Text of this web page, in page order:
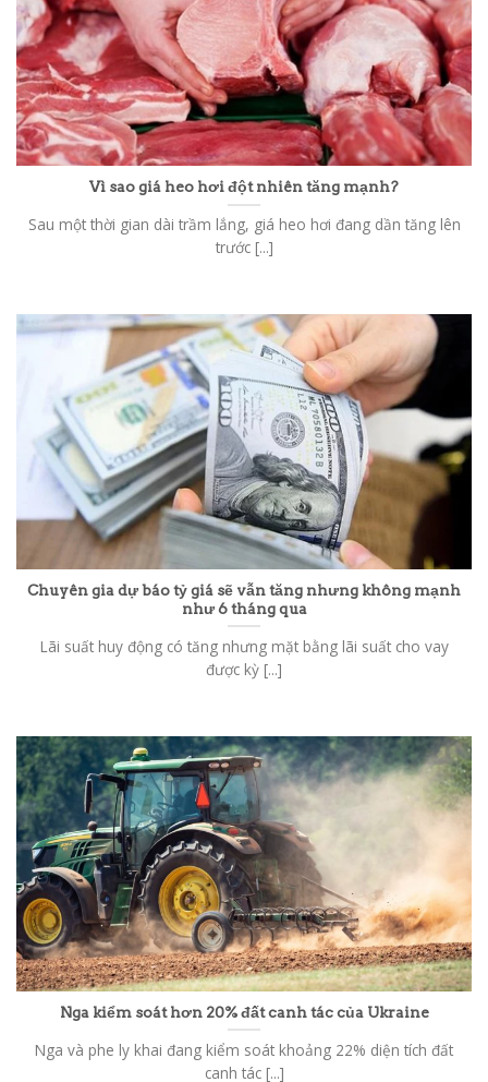
Vì sao giá heo hơi đột nhiên tăng mạnh?
Sau một thời gian dài trầm lắng, giá heo hơi đang dần tăng lên
trước [...]
Chuyên gia dự báo tỷ giá sẽ vẫn tăng nhưng không mạnh
như 6 tháng qua
Lãi suất huy động có tăng nhưng mặt bằng lãi suất cho vay
được kỳ [...]
Nga kiểm soát hơn 20% đất canh tác của Ukraine
Nga và phe ly khai đang kiểm soát khoảng 22% diện tích đất
canh tác [...]